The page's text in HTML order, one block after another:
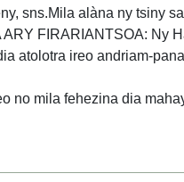
sns.Mila alàna ny tsiny
FIRARIANTSOA: Ny
atolotra ireo andriam-
no mila fehezina dia